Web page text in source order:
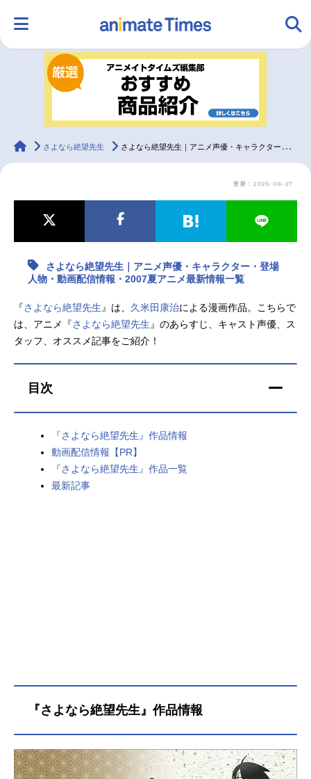
ランキング アニメ
ラジオ みんなの声
最新記事一覧
アニメ記事一覧 声優記事一覧
アニメ映画一覧
今期アニメ曜日別一覧
春アニメ
男性声優/女性声優一覧
animateTimes
さよなら絶望先生 さよなら絶望先生｜アニメ声優・キャラクター・登場人物・動画配信情報・2007夏アニメ最新情報一覧
更新：2025-06-27
さよなら絶望先生｜アニメ声優・キャラクター・登場
人物・動画配信情報・2007夏アニメ最新情報一覧
『さよなら絶望先生 』は、 久米田康治による漫画作品。こちらで
は、アニメ『さよなら絶望先生 』のあらすじ、キャスト声優、ス
タッフ、オススメ記事をご紹介！
目次
『さよなら絶望先生』作品情報
動画配信情報【PR】
『さよなら絶望先生』作品一覧
最新記事
『さよなら絶望先生』作品情報